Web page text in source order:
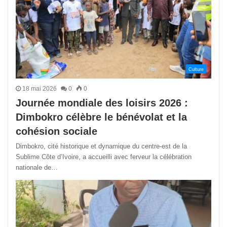
Culture
18 mai 2026 0 0
Journée mondiale des loisirs 2026 :
Dimbokro célèbre le bénévolat et la
cohésion sociale
Dimbokro, cité historique et dynamique du centre-est de la
Sublime Côte d’Ivoire, a accueilli avec ferveur la célébration
nationale de…